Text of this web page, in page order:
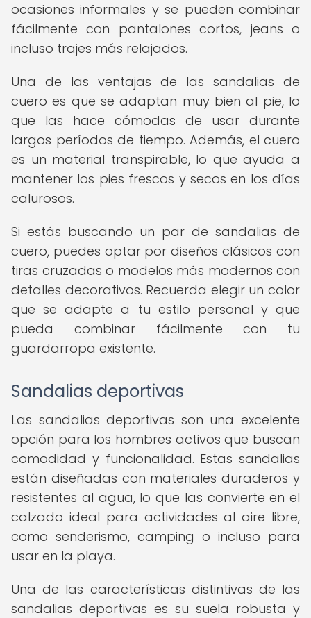
ocasiones informales y se pueden combinar
fácilmente con pantalones cortos, jeans o
incluso trajes más relajados.
Una de las ventajas de las sandalias de
cuero es que se adaptan muy bien al pie, lo
que las hace cómodas de usar durante
largos períodos de tiempo. Además, el cuero
es un material transpirable, lo que ayuda a
mantener los pies frescos y secos en los días
calurosos.
Si estás buscando un par de sandalias de
cuero, puedes optar por diseños clásicos con
tiras cruzadas o modelos más modernos con
detalles decorativos. Recuerda elegir un color
que se adapte a tu estilo personal y que
pueda combinar fácilmente con tu
guardarropa existente.
Sandalias deportivas
Las sandalias deportivas son una excelente
opción para los hombres activos que buscan
comodidad y funcionalidad. Estas sandalias
están diseñadas con materiales duraderos y
resistentes al agua, lo que las convierte en el
calzado ideal para actividades al aire libre,
como senderismo, camping o incluso para
usar en la playa.
Una de las características distintivas de las
sandalias deportivas es su suela robusta y